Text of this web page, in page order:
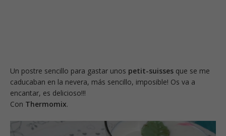
Un postre sencillo para gastar unos petit-suisses que se me
caducaban en la nevera, más sencillo, imposible! Os va a
encantar, es delicioso!!!
Con Thermomix.